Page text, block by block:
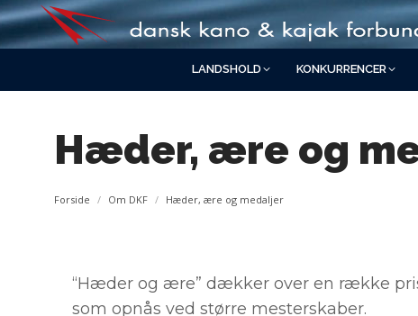
LANDSHOLD KONKURRENCER
Hæder, ære og
You are here:
Forside Om DKF Hæder, ære og medaljer
“Hæder og ære” dækker over en række
som opnås ved større mesterskaber.